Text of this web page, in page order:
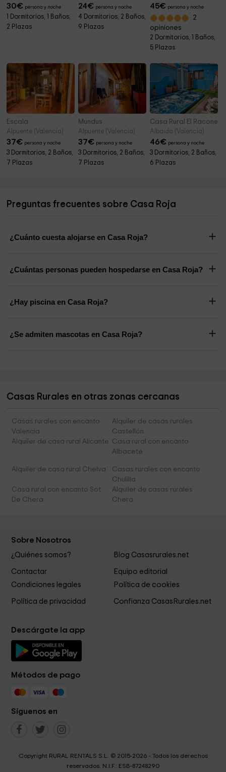
30€ persona y noche
1 Dormitorios, 1 Baños,
2 Plazas
24€ persona y noche
4 Dormitorios, 2 Baños,
9 Plazas
45€ persona y noche
2
opiniones
2 Dormitorios, 1 Baños,
5 Plazas
Escala
Alpuente (Valencia)
37€ persona y noche
3 Dormitorios, 2 Baños,
7 Plazas
Mundus
Alpuente (Valencia)
37€ persona y noche
3 Dormitorios, 2 Baños,
7 Plazas
Casa Rural El Raconet
Albaida (Valencia)
46€ persona y noche
3 Dormitorios, 2 Baños,
6 Plazas
Preguntas frecuentes sobre Casa Roja
¿Cuánto cuesta alojarse en Casa Roja?
¿Cuántas personas pueden hospedarse en Casa Roja?
¿Hay piscina en Casa Roja?
¿Se admiten mascotas en Casa Roja?
Casas Rurales en otras zonas cercanas
Casas rurales con encanto
Valencia
Alquiler de casas rurales
Castellón
Alquiler de casa rural Alicante Casa rural con encanto
Albacete
Alquiler de casa rural Chelva
Casas rurales con encanto
Chulilla
Casa rural con encanto Sot
De Chera
Alquiler de casas rurales
Chera
Sobre Nosotros
¿Quiénes somos? Blog Casasrurales.net
Contactar
Equipo editorial
Condiciones legales
Política de cookies
Política de privacidad Confianza CasasRurales.net
Descárgate la app
Métodos de pago
Síguenos en
Copyright RURAL RENTALS S.L. © 2015-2026 - Todos los derechos
reservados. N.I.F.: ESB-87248290